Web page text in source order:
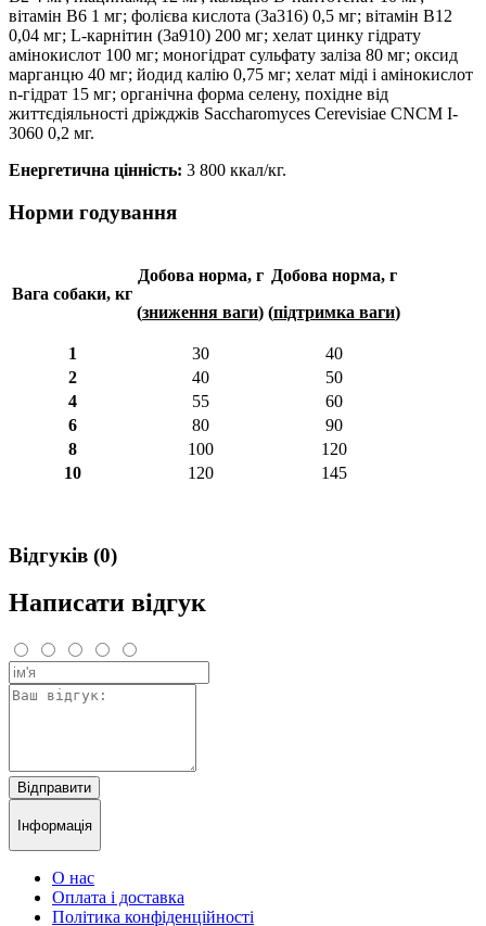
вітамін В6 1 мг; фолієва кислота (3a316) 0,5 мг; вітамін В12
0,04 мг; L-карнітин (3a910) 200 мг; хелат цинку гідрату
амінокислот 100 мг; моногідрат сульфату заліза 80 мг; оксид
марганцю 40 мг; йодид калію 0,75 мг; хелат міді і амінокислот
n-гідрат 15 мг; органічна форма селену, похідне від
життєдіяльності дріжджів Saccharomyces Cerevisiae CNCM I-
3060 0,2 мг.
Енергетична цінність: 3 800 ккал/кг.
Норми годування
Вага собаки, кг
Добова норма, г
(зниження ваги)
Добова норма, г
(підтримка ваги)
1 30
40
2
40
50
4
55
60
6
80
90
8
100
120
10
120 145
Відгуків (0)
Написати відгук
Відправити
Інформація
О нас
Оплата і доставка
Політика конфіденційності